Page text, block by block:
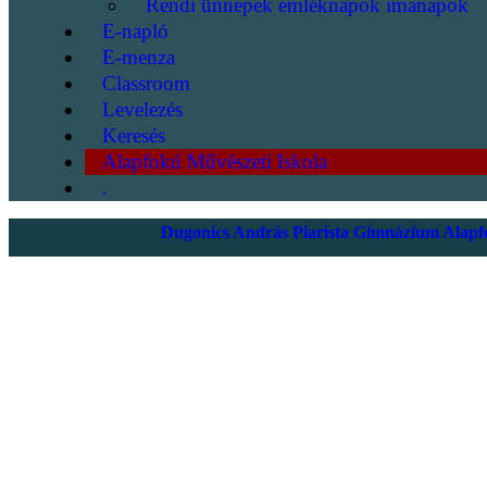
Rendi ünnepek emléknapok imanapok
E-napló
E-menza
Classroom
Levelezés
Keresés
Alapfokú Művészeti Iskola
.
Dugonics András Piarista Gimnázium